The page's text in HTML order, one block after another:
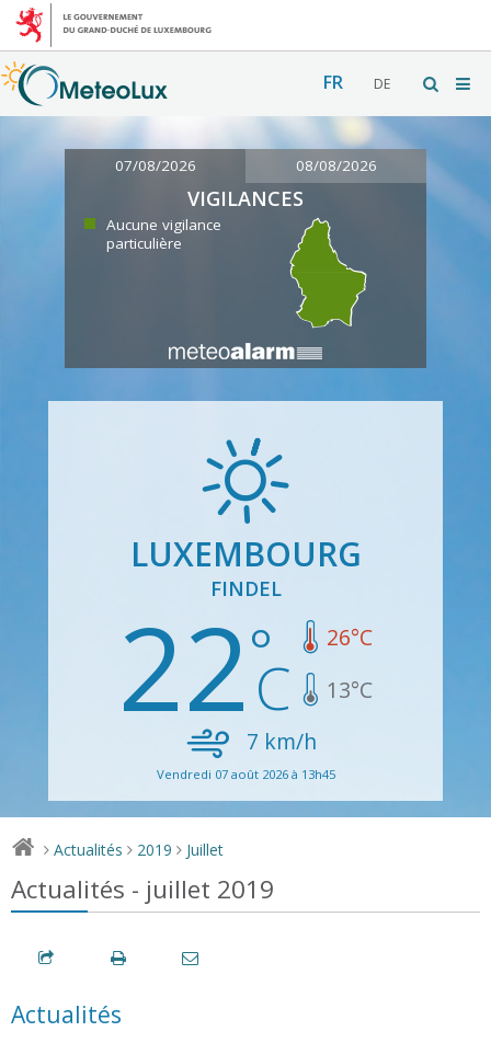
FR DE
07/08/2026 08/08/2026
VIGILANCES
Aucune vigilance
particulière
LUXEMBOURG
FINDEL
22 26°C
13°C
7 km/h
Vendredi 07 août 2026 à 13h45
> Actualités > 2019 > Juillet
Actualités - juillet 2019
Actualités